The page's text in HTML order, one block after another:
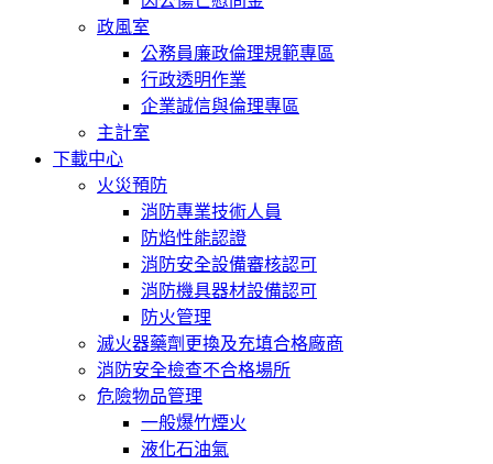
政風室
公務員廉政倫理規範專區
行政透明作業
企業誠信與倫理專區
主計室
下載中心
火災預防
消防專業技術人員
防焰性能認證
消防安全設備審核認可
消防機具器材設備認可
防火管理
滅火器藥劑更換及充填合格廠商
消防安全檢查不合格場所
危險物品管理
一般爆竹煙火
液化石油氣